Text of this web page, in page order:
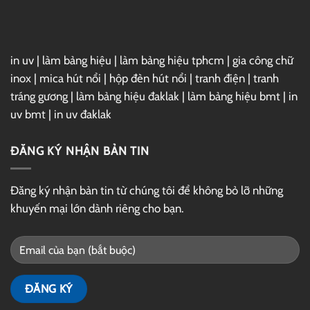
in uv | làm bảng hiệu | làm bảng hiệu tphcm | gia công chữ
inox | mica hút nổi | hộp đèn hút nổi | tranh điện | tranh
tráng gương | làm bảng hiệu đaklak | làm bảng hiệu bmt | in
uv bmt | in uv đaklak
ĐĂNG KÝ NHẬN BẢN TIN
Đăng ký nhận bản tin từ chúng tôi để không bỏ lỡ những
khuyến mại lớn dành riêng cho bạn.